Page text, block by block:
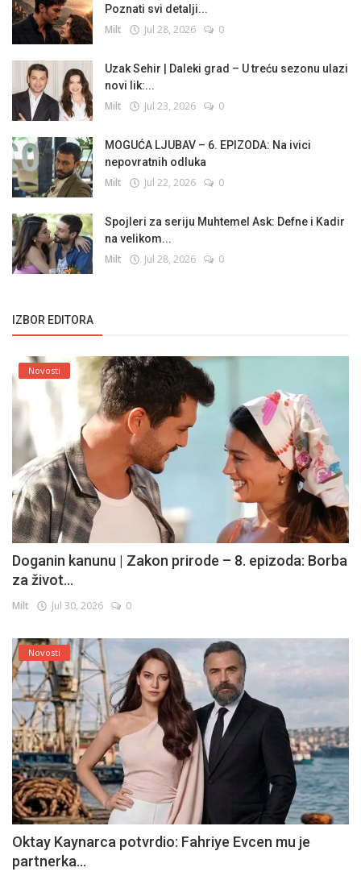
Poznati svi detalji...
Milt Jul 28, 2026 0
Uzak Sehir | Daleki grad – U treću sezonu ulazi
novi lik:...
Milt Jul 23, 2026 0
MOGUĆA LJUBAV – 6. EPIZODA: Na ivici
nepovratnih odluka
Milt Jul 22, 2026 0
Spojleri za seriju Muhtemel Ask: Defne i Kadir
na velikom...
Milt Jul 28, 2026 0
IZBOR EDITORA
Novosti
Doganin kanunu | Zakon prirode – 8. epizoda: Borba
za život...
Milt Jul 30, 2026 0
Novosti
Oktay Kaynarca potvrdio: Fahriye Evcen mu je
partnerka...